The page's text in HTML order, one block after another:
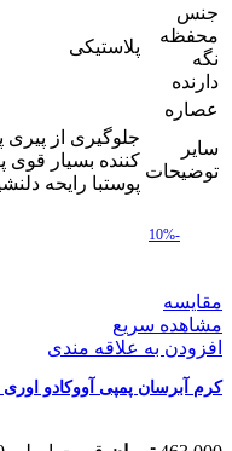
جنس
محفظه
نگه
دارنده
پلاستیکی
عصاره
سایر
توضیحات
جلوگیری از
کننده بسیار
پوستبا رایحه
-10%
مقایسه
مشاهده سریع
افزودن به علاقه مندی
کرم آبرسان پمپی آووکادو اوری وان